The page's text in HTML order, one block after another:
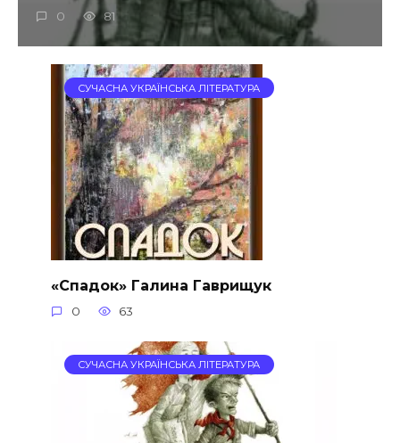
0 81
СУЧАСНА УКРАЇНСЬКА ЛІТЕРАТУРА
«Спадок» Галина Гаврищук
0 63
СУЧАСНА УКРАЇНСЬКА ЛІТЕРАТУРА